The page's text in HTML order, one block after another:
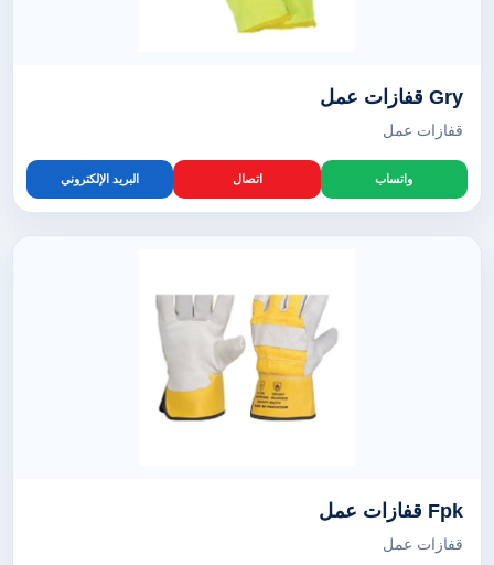
Gry قفازات عمل
قفازات عمل
واتساب اتصال البريد الإلكتروني
Fpk قفازات عمل
قفازات عمل